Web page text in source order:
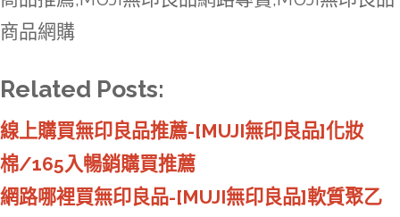
商品網購
Related Posts:
線上購買無印良品推薦-[MUJI無印良品]化妝
棉/165入暢銷購買推薦
網路哪裡買無印良品-[MUJI無印良品]軟質聚乙